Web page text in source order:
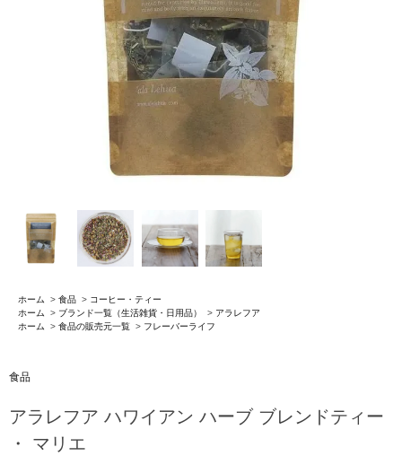
ホーム > 食品 > コーヒー・ティー
ホーム
> ブランド一覧（生活雑貨・日用品） > アラレフア
ホーム
> 食品の販売元一覧 > フレーバーライフ
食品
アラレフア ハワイアン ハーブ ブレンドティー
・ マリエ